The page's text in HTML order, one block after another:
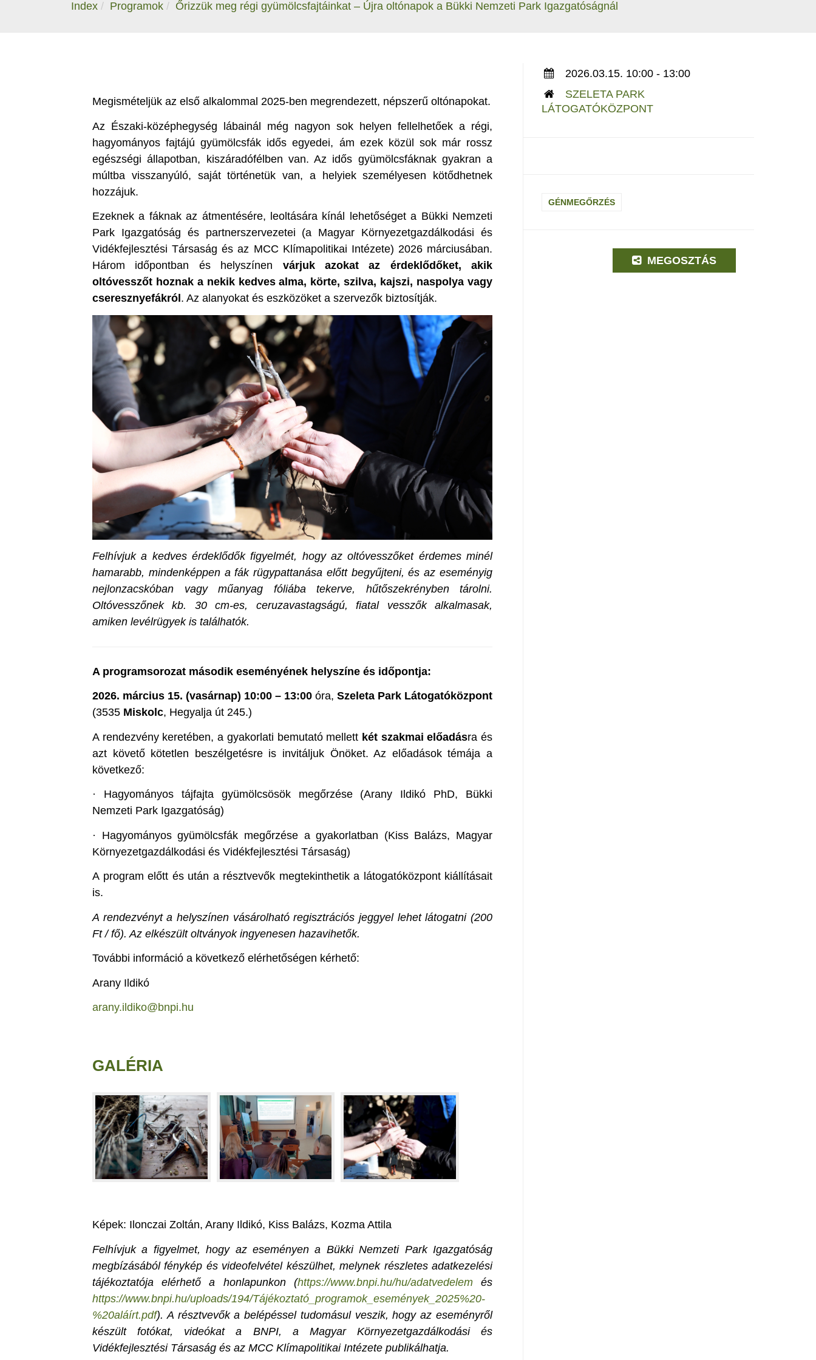
Index Programok Őrizzük meg régi gyümölcsfajtáinkat – Újra oltónapok a Bükki Nemzeti Park Igazgatóságnál
Megismételjük az első alkalommal 2025-ben megrendezett, népszerű oltónapokat.
Az Északi-középhegység lábainál még nagyon sok helyen fellelhetőek a régi,
hagyományos fajtájú gyümölcsfák idős egyedei, ám ezek közül sok már rossz
egészségi állapotban, kiszáradófélben van. Az idős gyümölcsfáknak gyakran a
múltba visszanyúló, saját történetük van, a helyiek személyesen kötődhetnek
hozzájuk.
Ezeknek a fáknak az átmentésére, leoltására kínál lehetőséget a Bükki Nemzeti
Park Igazgatóság és partnerszervezetei (a Magyar Környezetgazdálkodási és
Vidékfejlesztési Társaság és az MCC Klímapolitikai Intézete) 2026 márciusában.
Három időpontban és helyszínen várjuk azokat az érdeklődőket, akik
oltóvesszőt hoznak a nekik kedves alma, körte, szilva, kajszi, naspolya vagy
cseresznyefákról . Az alanyokat és eszközöket a szervezők biztosítják.
Felhívjuk a kedves érdeklődők figyelmét, hogy az oltóvesszőket érdemes minél
hamarabb, mindenképpen a fák rügypattanása előtt begyűjteni, és az eseményig
nejlonzacskóban vagy műanyag fóliába tekerve, hűtőszekrényben tárolni.
Oltóvesszőnek kb. 30 cm-es, ceruzavastagságú, fiatal vesszők alkalmasak,
amiken levélrügyek is találhatók.
A programsorozat második eseményének helyszíne és időpontja:
2026. március 15. (vasárnap) 10:00 – 13:00 óra, Szeleta Park Látogatóközpont
(3535 Miskolc, Hegyalja út 245.)
A rendezvény keretében, a gyakorlati bemutató mellett két szakmai előadásra és
azt követő kötetlen beszélgetésre is invitáljuk Önöket. Az előadások témája a
következő:
· Hagyományos tájfajta gyümölcsösök megőrzése (Arany Ildikó PhD, Bükki
Nemzeti Park Igazgatóság)
· Hagyományos gyümölcsfák megőrzése a gyakorlatban (Kiss Balázs, Magyar
Környezetgazdálkodási és Vidékfejlesztési Társaság)
A program előtt és után a résztvevők megtekinthetik a látogatóközpont kiállításait
is.
A rendezvényt a helyszínen vásárolható regisztrációs jeggyel lehet látogatni (200
Ft / fő). Az elkészült oltványok ingyenesen hazavihetők.
További információ a következő elérhetőségen kérhető:
Arany Ildikó
arany.ildiko@bnpi.hu
GALÉRIA
Képek: Ilonczai Zoltán, Arany Ildikó, Kiss Balázs, Kozma Attila
Felhívjuk a figyelmet, hogy az eseményen a Bükki Nemzeti Park Igazgatóság
megbízásából fénykép és videofelvétel készülhet, melynek részletes adatkezelési
tájékoztatója elérhető a honlapunkon (https://www.bnpi.hu/hu/adatvedelemés
https://www.bnpi.hu/uploads/194/Tájékoztató_programok_események_2025%20-
%20aláírt.pdf). A résztvevők a belépéssel tudomásul veszik, hogy az eseményről
készült fotókat, videókat a BNPI, a Magyar Környezetgazdálkodási és
Vidékfejlesztési Társaság és az MCC Klímapolitikai Intézete publikálhatja.
2026.03.15. 10:00 - 13:00
SZELETA PARK
LÁTOGATÓKÖZPONT
GÉNMEGŐRZÉS
MEGOSZTÁS